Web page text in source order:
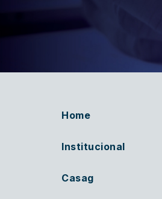
Home
Institucional
Casag